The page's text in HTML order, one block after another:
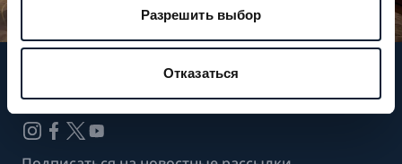
Разрешить выбор
Отказаться
Следите за нашими новостями